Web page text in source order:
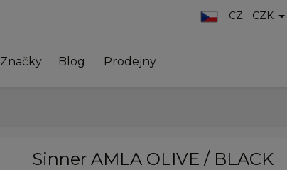
CZ - CZK
Značky Blog Prodejny
Sinner AMLA OLIVE / BLACK